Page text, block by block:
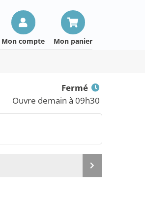
Mon compte Mon panier
Fermé
Ouvre demain à 09h30
Produit
suivant